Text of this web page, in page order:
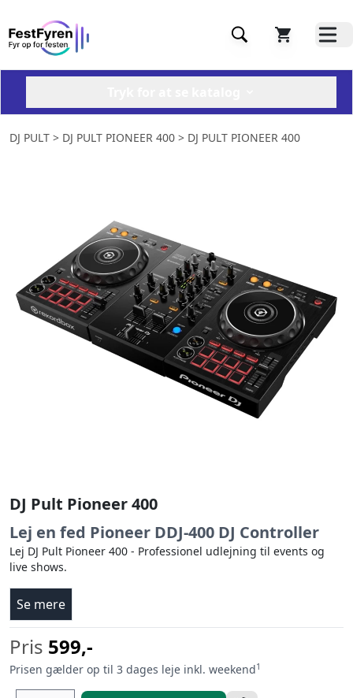
DJ PULT > DJ PULT PIONEER 400 > DJ PULT PIONEER 400
DJ Pult Pioneer 400
Lej en fed Pioneer DDJ-400 DJ Controller
Lej DJ Pult Pioneer 400 - Professionel udlejning til events og
live shows.
Se mere
Pris 599,-
Prisen gælder op til 3 dages leje inkl. weekend1